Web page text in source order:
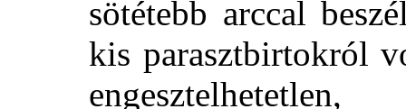
sötétebb arccal
kis parasztbirtokról